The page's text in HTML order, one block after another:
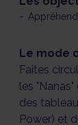
Le mode
Faites
les
des
Power) et